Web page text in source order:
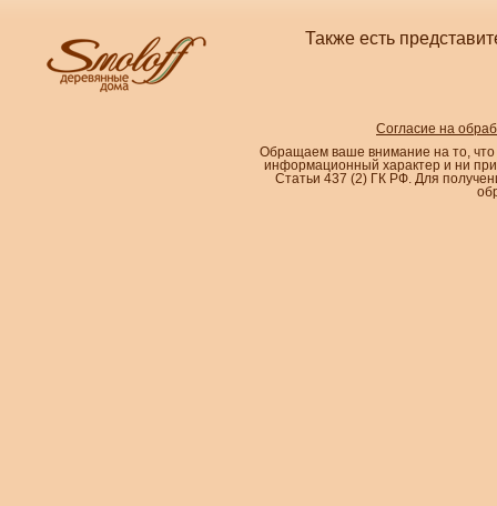
Также есть
Согласие на
Обращаем ваше внимание на то, что
информационный характер и ни
Статьи 437 (2) ГК РФ. Для